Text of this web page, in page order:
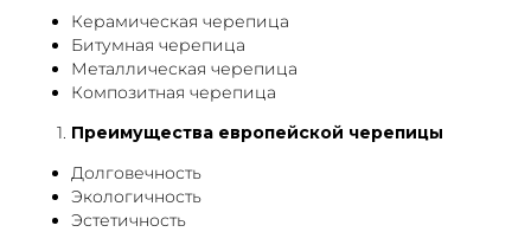
Керамическая черепица
Битумная черепица
Металлическая черепица
Композитная черепица
Преимущества европейской черепицы
Долговечность
Экологичность
Эстетичность